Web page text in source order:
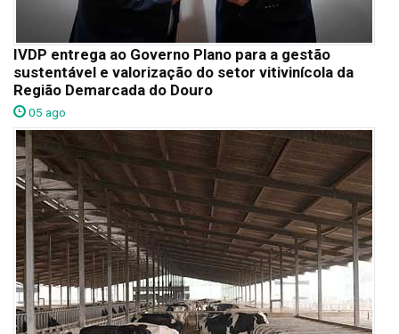
IVDP entrega ao Governo Plano para a gestão
sustentável e valorização do setor vitivinícola da
Região Demarcada do Douro
05 ago